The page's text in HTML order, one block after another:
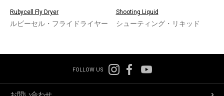
Rubycell Fly Dryer
ルビーセル・フライドライヤー
Shooting Liquid
シューティング・リキッド
FOLLOW US
お問い合わせ